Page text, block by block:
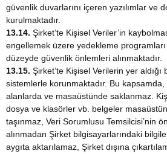
güvenlik duvarlarını içeren yazılımlar ve
kurulmaktadır.
13.14. Şirket’te Kişisel Veriler’in
engellemek üzere yedekleme
düzeyde güvenlik önlemleri alınmaktadır.
13.15. Şirket’te Kişisel Verilerin yer
sistemlerle korunmaktadır. Bu
alanlarda ve masaüstünde saklanmaz.
dosya ve klasörler vb. belgeler
taşınmaz, Veri Sorumlusu Temsilcisi’nin
alınmadan Şirket bilgisayarlarındaki
aygıta aktarılamaz, Şirket dışına